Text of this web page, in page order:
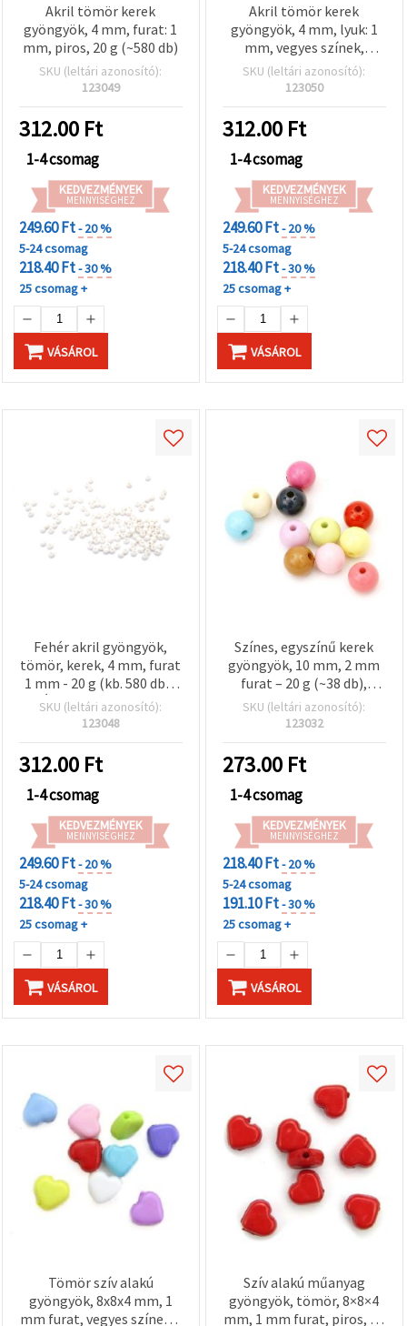
Akril tömör kerek
gyöngyök, 4 mm, furat: 1
mm, piros, 20 g (~580 db)
SKU (leltári azonosító):
123049
312.00 Ft
1-4 csomag
KEDVEZMÉNYEK
MENNYISÉGHEZ
249.60 Ft- 20 %
5-24 csomag
218.40 Ft- 30 %
25 csomag +
VÁSÁROL
Akril tömör kerek
gyöngyök, 4 mm, lyuk: 1
mm, vegyes színek,
ékszerkészítéshez, 20 g
(kb. 580 db)
SKU (leltári azonosító):
123050
312.00 Ft
1-4 csomag
KEDVEZMÉNYEK
MENNYISÉGHEZ
249.60 Ft- 20 %
5-24 csomag
218.40 Ft- 30 %
25 csomag +
VÁSÁROL
Fehér akril gyöngyök,
tömör, kerek, 4 mm, furat
1 mm - 20 g (kb. 580 db) |
Ékszerkészítéshez,
karkötőkhöz,
hímzéshez és hobbi
projektekhez
SKU (leltári azonosító):
123048
312.00 Ft
1-4 csomag
KEDVEZMÉNYEK
MENNYISÉGHEZ
249.60 Ft- 20 %
5-24 csomag
218.40 Ft- 30 %
25 csomag +
VÁSÁROL
Színes, egyszínű kerek
gyöngyök, 10 mm, 2 mm
furat – 20 g (~38 db),
játékos karkötőkhöz és
kreatív ékszerkészítéshez
SKU (leltári azonosító):
123032
273.00 Ft
1-4 csomag
KEDVEZMÉNYEK
MENNYISÉGHEZ
218.40 Ft- 20 %
5-24 csomag
191.10 Ft- 30 %
25 csomag +
VÁSÁROL
Tömör szív alakú
gyöngyök, 8x8x4 mm, 1
mm furat, vegyes színek –
Szív alakú műanyag
gyöngyök, tömör, 8×8×4
mm, 1 mm furat, piros, 50